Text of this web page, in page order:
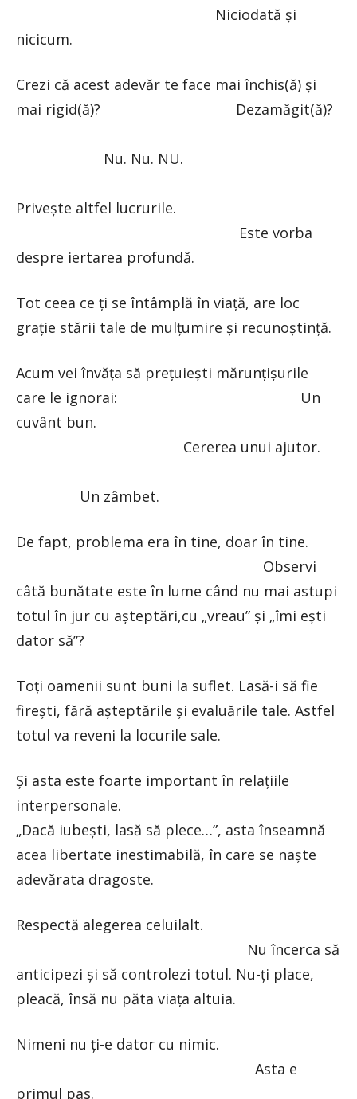
Niciodată și
nicicum.
Crezi că acest adevăr te face mai închis(ă) și
mai rigid(ă)? Dezamăgit(ă)?
Nu. Nu. NU.
Privește altfel lucrurile.
Este vorba
despre iertarea profundă.
Tot ceea ce ți se întâmplă în viață, are loc
grație stării tale de mulțumire și recunoștință.
Acum vei învăța să prețuiești mărunțișurile
care le ignorai: Un
cuvânt bun.
Cererea unui ajutor.
Un zâmbet.
De fapt, problema era în tine, doar în tine.
Observi
câtă bunătate este în lume când nu mai astupi
totul în jur cu așteptări,cu „vreau” și „îmi ești
dator să”?
Toți oamenii sunt buni la suflet. Lasă-i să fie
firești, fără așteptările și evaluările tale. Astfel
totul va reveni la locurile sale.
Și asta este foarte important în relațiile
interpersonale.
„Dacă iubești, lasă să plece…”, asta înseamnă
acea libertate inestimabilă, în care se naște
adevărata dragoste.
Respectă alegerea celuilalt.
Nu încerca să
anticipezi și să controlezi totul. Nu-ți place,
pleacă, însă nu păta viața altuia.
Nimeni nu ți-e dator cu nimic.
Asta e
primul pas.